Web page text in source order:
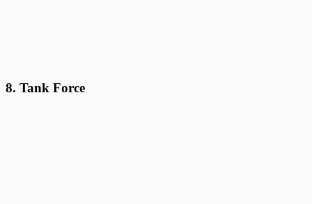
8. Tank Force